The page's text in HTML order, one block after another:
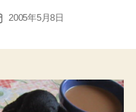
2005年5月8日